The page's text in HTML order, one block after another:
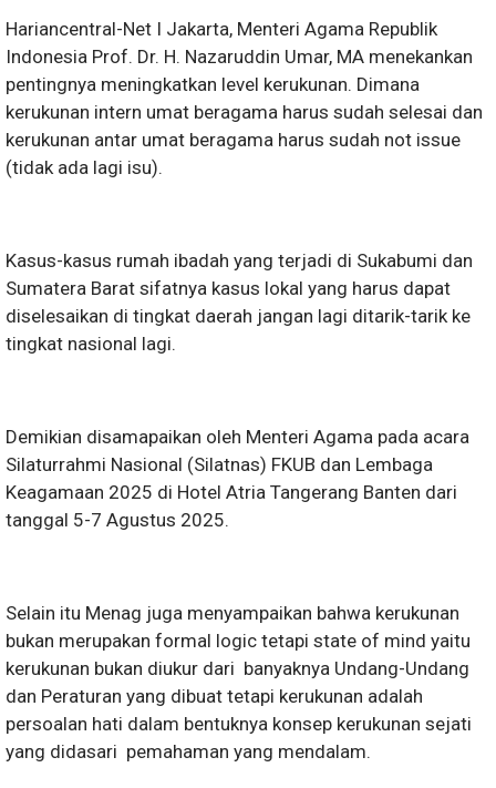
Hariancentral-Net I Jakarta, Menteri Agama Republik
Indonesia Prof. Dr. H. Nazaruddin Umar, MA menekankan
pentingnya meningkatkan level kerukunan. Dimana
kerukunan intern umat beragama harus sudah selesai dan
kerukunan antar umat beragama harus sudah not issue
(tidak ada lagi isu).
Kasus-kasus rumah ibadah yang terjadi di Sukabumi dan
Sumatera Barat sifatnya kasus lokal yang harus dapat
diselesaikan di tingkat daerah jangan lagi ditarik-tarik ke
tingkat nasional lagi.
Demikian disamapaikan oleh Menteri Agama pada acara
Silaturrahmi Nasional (Silatnas) FKUB dan Lembaga
Keagamaan 2025 di Hotel Atria Tangerang Banten dari
tanggal 5-7 Agustus 2025.
Selain itu Menag juga menyampaikan bahwa kerukunan
bukan merupakan formal logic tetapi state of mind yaitu
kerukunan bukan diukur dari banyaknya Undang-Undang
dan Peraturan yang dibuat tetapi kerukunan adalah
persoalan hati dalam bentuknya konsep kerukunan sejati
yang didasari pemahaman yang mendalam.